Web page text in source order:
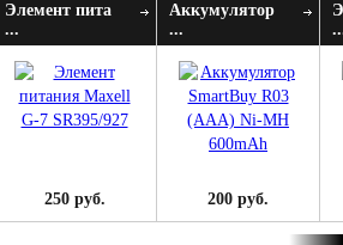
Элемент пита
...
250 руб.
Аккумулятор
...
200 руб.